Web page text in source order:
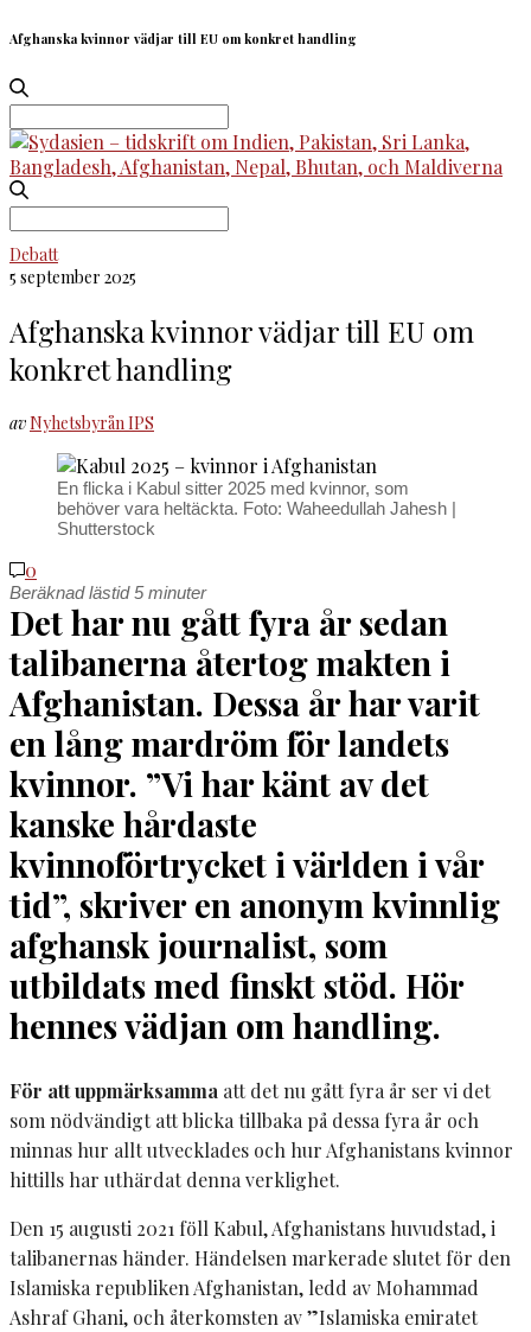
Afghanska kvinnor vädjar till EU om konkret handling
Search
for:
Search
Debatt
5 september 2025
Afghanska kvinnor vädjar till EU om
konkret handling
avNyhetsbyrån IPS
En flicka i Kabul sitter 2025 med kvinnor, som
behöver vara heltäckta. Foto: Waheedullah Jahesh |
Shutterstock
0
Beräknad lästid5minuter
Det har nu gått fyra år sedan
talibanerna återtog makten i
Afghanistan. Dessa år har varit
en lång mardröm för landets
kvinnor. ”Vi har känt av det
kanske hårdaste
kvinnoförtrycket i världen i vår
tid”, skriver en anonym kvinnlig
afghansk journalist, som
utbildats med finskt stöd. Hör
hennes vädjan om handling.
För att uppmärksamma att det nu gått fyra år ser vi det
som nödvändigt att blicka tillbaka på dessa fyra år och
minnas hur allt utvecklades och hur Afghanistans kvinnor
hittills har uthärdat denna verklighet.
Den 15 augusti 2021 föll Kabul, Afghanistans huvudstad, i
talibanernas händer. Händelsen markerade slutet för den
Islamiska republiken Afghanistan, ledd av Mohammad
Ashraf Ghani, och återkomsten av ”Islamiska emiratet